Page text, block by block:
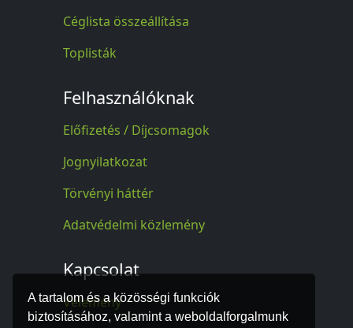
A tartalom és a közösségi funkciók
biztosításához, valamint a weboldalforgalmunk
Céglista összeállítása
Toplisták
Felhasználóknak
Előfizetés / Díjcsomagok
Jognyilatkozat
Törvényi háttér
Adatvédelmi közlemény
Kapcsolat
Vélemény